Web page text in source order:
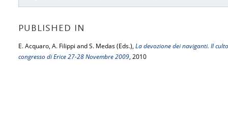
PUBLISHED IN
E. Acquaro, A. Filippi and S. Medas (Eds.), La devozione dei naviganti. Il
congresso di Erice 27-28 Novembre 2009, 2010